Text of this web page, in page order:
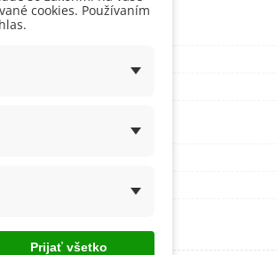
cookies. Používaním
Prijať všetko